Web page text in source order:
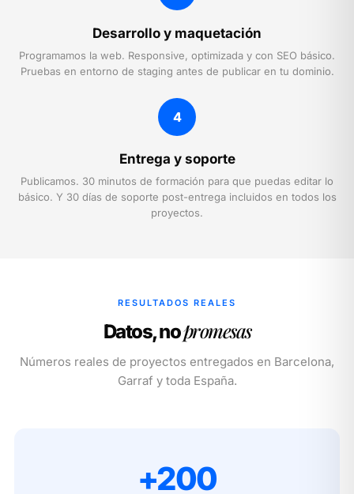
Desarrollo y maquetación
Programamos la web. Responsive, optimizada y con SEO básico.
Pruebas en entorno de staging antes de publicar en tu dominio.
4
Entrega y soporte
Publicamos. 30 minutos de formación para que puedas editar lo
básico. Y 30 días de soporte post-entrega incluidos en todos los
proyectos.
RESULTADOS REALES
Datos, nopromesas
Números reales de proyectos entregados en Barcelona,
Garraf y toda España.
+200